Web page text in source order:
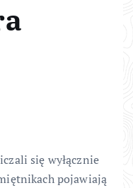
się wyłącznie
pojawiają